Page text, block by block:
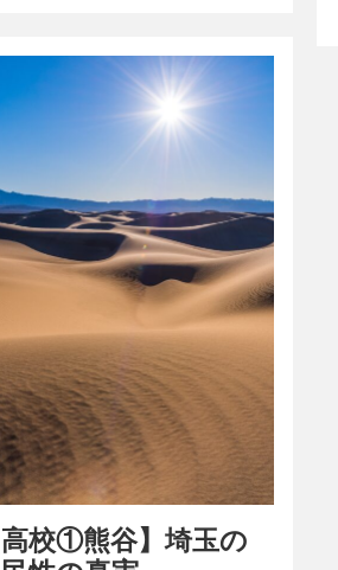
高校①熊谷】埼玉の